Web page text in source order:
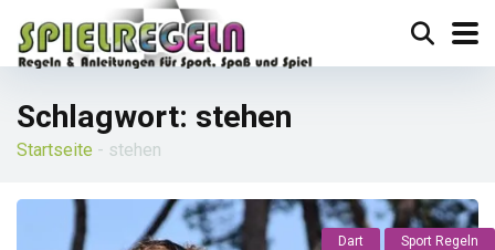
Schlagwort: stehen
Startseite - stehen
Dart Sport Regeln